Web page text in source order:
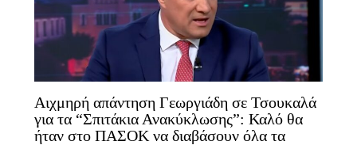
Αιχμηρή απάντηση Γεωργιάδη σε Τσουκαλά
για τα “Σπιτάκια Ανακύκλωσης”: Καλό θα
ήταν στο ΠΑΣΟΚ να διαβάσουν όλα τα